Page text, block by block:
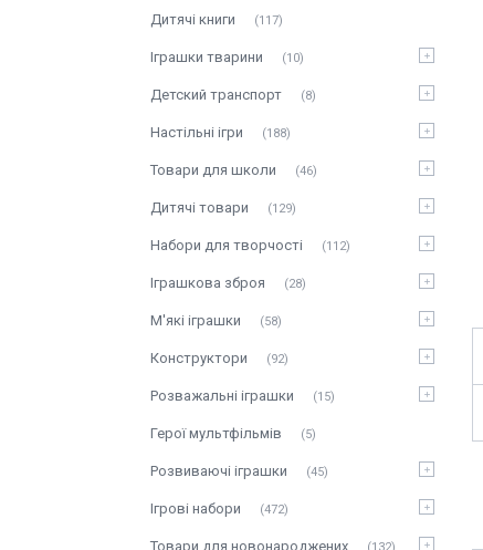
Дитячі книги 117
Іграшки тварини 10
Детский транспорт 8
Настільні ігри 188
Товари для школи 46
Дитячі товари 129
Набори для творчості 112
Іграшкова зброя 28
М'які іграшки 58
Конструктори 92
Розважальні іграшки 15
Герої мультфільмів 5
Розвиваючі іграшки 45
Ігрові набори 472
Товари для новонароджених